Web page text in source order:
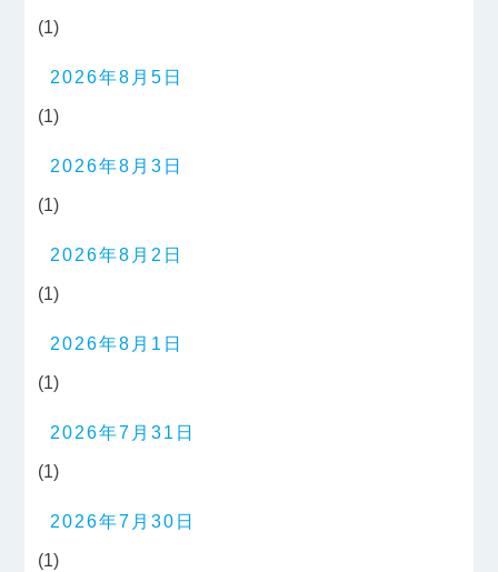
(1)
2026年8月5日
(1)
2026年8月3日
(1)
2026年8月2日
(1)
2026年8月1日
(1)
2026年7月31日
(1)
2026年7月30日
(1)